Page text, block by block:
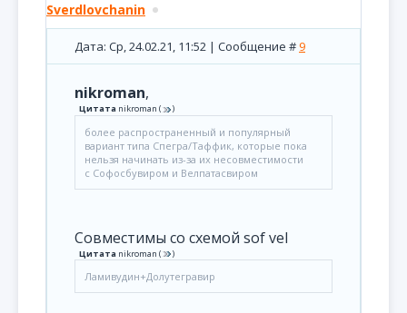
Sverdlovchanin
Дата: Ср, 24.02.21, 11:52 | Сообщение #9
nikroman,
Цитата nikroman ( )
более распространенный и популярный
вариант типа Спегра/Таффик, которые пока
нельзя начинать из-за их несовместимости
с Софосбувиром и Велпатасвиром
Совместимы со схемой sof vel
Цитата nikroman ( )
Ламивудин+Долутегравир